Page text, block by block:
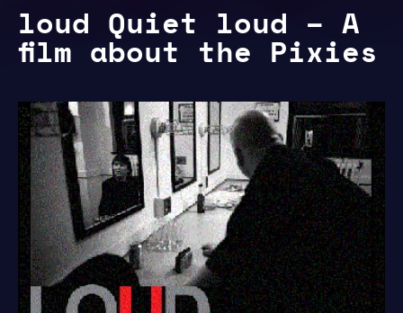
loud Quiet loud – A
film about the Pixies